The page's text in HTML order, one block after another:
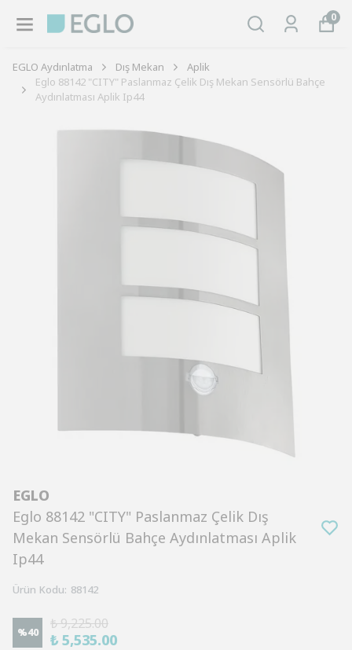
0
EGLO Aydınlatma Dış Mekan
Aplik
Eglo 88142 "CITY" Paslanmaz Çelik Dış Mekan Sensörlü Bahçe
Aydınlatması Aplik Ip44
EGLO
Eglo 88142 "CITY" Paslanmaz Çelik Dış
Mekan Sensörlü Bahçe Aydınlatması Aplik
Ip44
Ürün Kodu: 88142
%40
₺ 9,225.00
₺ 5,535.00